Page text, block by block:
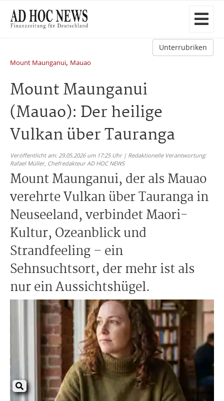
Unterrubriken
Mount Maunganui, Mauao
Mount Maunganui
(Mauao): Der heilige
Vulkan über Tauranga
Veröffentlicht am: 29.05.2026 um 17:25 Uhr | Redaktionelle Verantwortung:
Rafael Müller, Chefredakteur AD HOC NEWS
Mount Maunganui, der als Mauao
verehrte Vulkan über Tauranga in
Neuseeland, verbindet Maori-
Kultur, Ozeanblick und
Strandfeeling – ein
Sehnsuchtsort, der mehr ist als
nur ein Aussichtshügel.